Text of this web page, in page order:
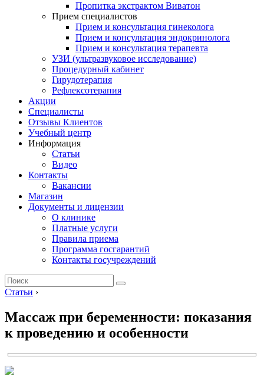
Пропитка экстрактом Виватон
Прием специалистов
Прием и консультация гинеколога
Прием и консультация эндокринолога
Прием и консультация терапевта
УЗИ (ультразвуковое исследование)
Процедурный кабинет
Гирудотерапия
Рефлексотерапия
Акции
Специалисты
Отзывы Клиентов
Учебный центр
Информация
Статьи
Видео
Контакты
Вакансии
Магазин
Документы и лицензии
О клинике
Платные услуги
Правила приема
Программа госгарантий
Контакты госучреждений
Статьи ›
Массаж при беременности: показания
к проведению и особенности